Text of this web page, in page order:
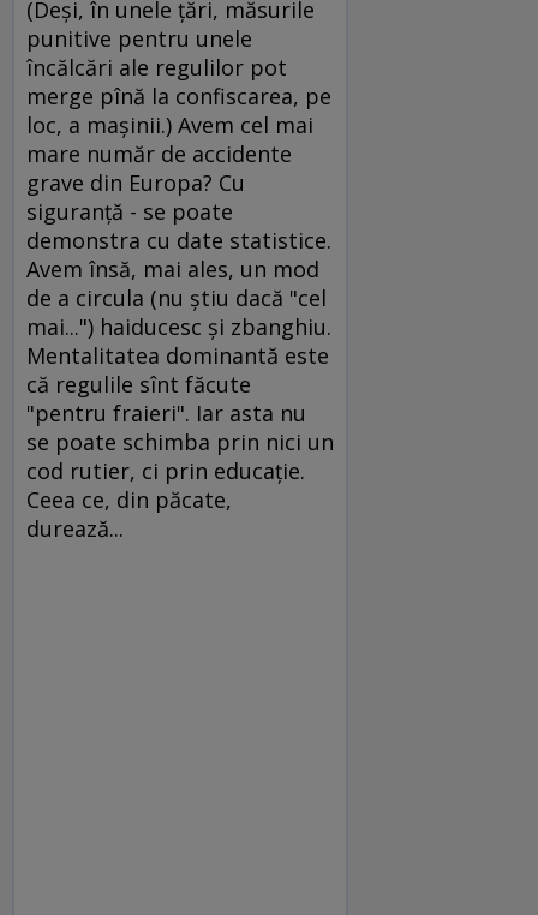
(Deşi, în unele ţări, măsurile
punitive pentru unele
încălcări ale regulilor pot
merge pînă la confiscarea, pe
loc, a maşinii.) Avem cel mai
mare număr de accidente
grave din Europa? Cu
siguranţă - se poate
demonstra cu date statistice.
Avem însă, mai ales, un mod
de a circula (nu ştiu dacă "cel
mai...") haiducesc şi zbanghiu.
Mentalitatea dominantă este
că regulile sînt făcute
"pentru fraieri". Iar asta nu
se poate schimba prin nici un
cod rutier, ci prin educaţie.
Ceea ce, din păcate,
durează...